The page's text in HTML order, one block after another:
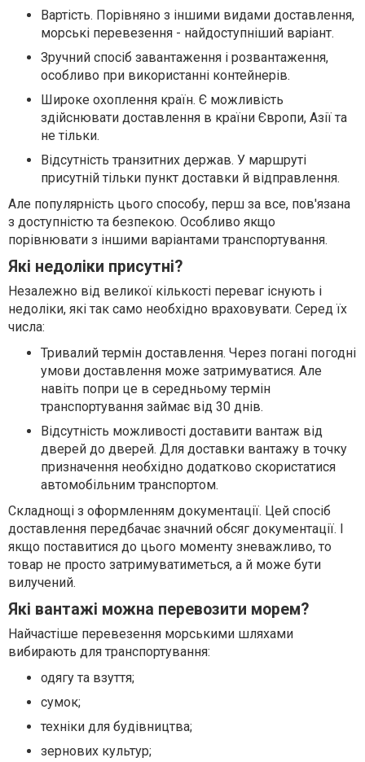
Вартість. Порівняно з іншими видами доставлення,
морські перевезення - найдоступніший варіант.
Зручний спосіб завантаження і розвантаження,
особливо при використанні контейнерів.
Широке охоплення країн. Є можливість
здійснювати доставлення в країни Європи, Азії та
не тільки.
Відсутність транзитних держав. У маршруті
присутній тільки пункт доставки й відправлення.
Але популярність цього способу, перш за все, пов'язана
з доступністю та безпекою. Особливо якщо
порівнювати з іншими варіантами транспортування.
Які недоліки присутні?
Незалежно від великої кількості переваг існують і
недоліки, які так само необхідно враховувати. Серед їх
числа:
Тривалий термін доставлення. Через погані погодні
умови доставлення може затримуватися. Але
навіть попри це в середньому термін
транспортування займає від 30 днів.
Відсутність можливості доставити вантаж від
дверей до дверей. Для доставки вантажу в точку
призначення необхідно додатково скористатися
автомобільним транспортом.
Складнощі з оформленням документації. Цей спосіб
доставлення передбачає значний обсяг документації. І
якщо поставитися до цього моменту зневажливо, то
товар не просто затримуватиметься, а й може бути
вилучений.
Які вантажі можна перевозити морем?
Найчастіше перевезення морськими шляхами
вибирають для транспортування:
одягу та взуття;
сумок;
техніки для будівництва;
зернових культур;